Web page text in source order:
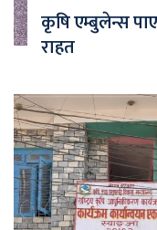
कृषि एम्बुलेन्स
राहत